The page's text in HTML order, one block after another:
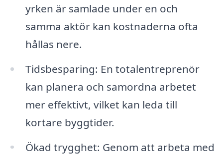
yrken är samlade under en och
samma aktör kan kostnaderna ofta
hållas nere.
Tidsbesparing: En totalentreprenör
kan planera och samordna arbetet
mer effektivt, vilket kan leda till
kortare byggtider.
Ökad trygghet: Genom att arbeta med